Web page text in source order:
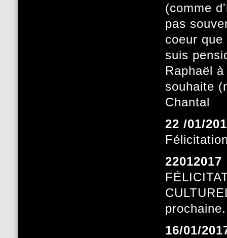
(comme
pas
coeur
suis
Raphaël
souhaite
Chantal
22 /01/
22012017
16/01/